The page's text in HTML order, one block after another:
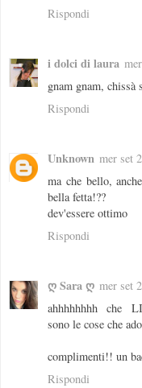
Rispondi
i dolci di laura
gnam gnam, chissà
Rispondi
Unknown mer set
ma che bello,
bella fetta!??
dev'essere ottimo
Rispondi
ღ Sara ღ mer set
ahhhhhhhh che
sono le cose che
complimenti!! un
Rispondi